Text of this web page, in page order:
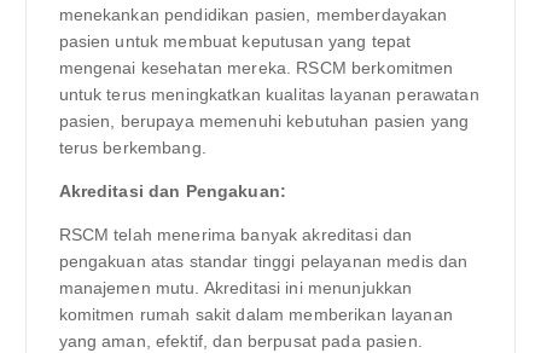
menekankan pendidikan pasien, memberdayakan
pasien untuk membuat keputusan yang tepat
mengenai kesehatan mereka. RSCM berkomitmen
untuk terus meningkatkan kualitas layanan perawatan
pasien, berupaya memenuhi kebutuhan pasien yang
terus berkembang.
Akreditasi dan Pengakuan:
RSCM telah menerima banyak akreditasi dan
pengakuan atas standar tinggi pelayanan medis dan
manajemen mutu. Akreditasi ini menunjukkan
komitmen rumah sakit dalam memberikan layanan
yang aman, efektif, dan berpusat pada pasien.